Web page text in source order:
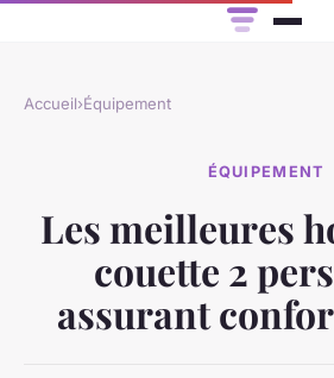
Accueil›Équipement
ÉQUIPEMENT
Les meilleures
couette 2
assurant